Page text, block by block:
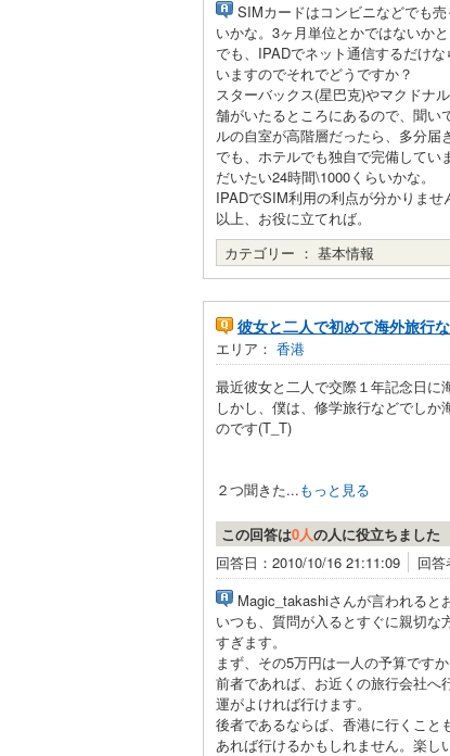
SIMカードはコンビニなどでも
いかな。3ヶ月単位とかではないかと
でも、IPADでネット通信するだけ
いますのでそれでどうですか？
スターバックス(星巴克)やマクドナ
舗がいたるところにあるので、聞い
ルの自室が高階層だったら、多分届
でも、ホテルでも独自で完備してい
だいたい24時間\1000くらいかな。
IPADでSIM利用の利点が分かりませ
以上、お役に立てれば。
カテゴリー ： 基本情報
彼女と二人で初めて海外旅行
エリア： 香港
最近彼女と二人で交際１年記念日に
しかし、僕は、修学旅行などでし
のです(T_T)
２つ聞きた...もっと見る
この回答は0人の人に役立ちました
回答日：2010/10/16 21:11:09
回答
Magic_takashiさんが言われると
いつも、質問が入るとすぐに親切な
すぎます。
まず、その5万円は一人の予算です
前者であれば、お近くの旅行会社へ
運がよければ行けます。
後者であるならば、香港に行くこと
あれば行けるかもしれません。楽し